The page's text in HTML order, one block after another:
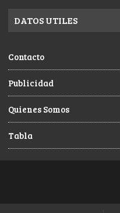
DATOS UTILES
Contacto
Publicidad
Quienes Somos
Tabla